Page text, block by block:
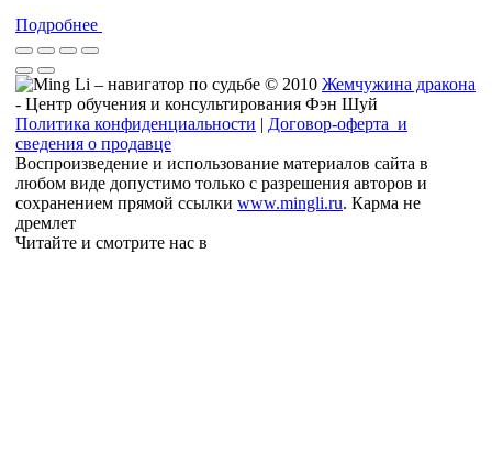
Подробнее
© 2010 Жемчужина дракона
- Центр обучения и консультирования Фэн Шуй
Политика конфиденциальности | Договор-оферта и
сведения о продавце
Воспроизведение и использование материалов сайта в
любом виде допустимо только с разрешения авторов и
сохранением прямой ссылки www.mingli.ru. Карма не
дремлет
Читайте и смотрите нас в